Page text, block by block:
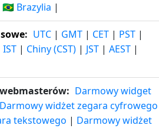
70
za
dni
za
17.10.2026
72
🇧🇷 Brazylia |
: UTC | GMT | CET | PST |
IST | Chiny (CST) | JST | AEST |
Darmowy widget
Darmowy widżet zegara cyfrowego
tekstowego | Darmowy widżet